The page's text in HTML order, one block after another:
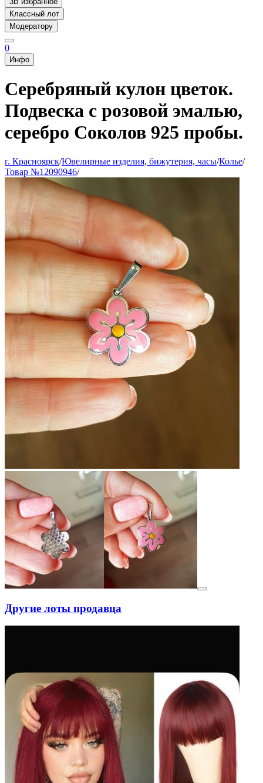
Классный лот
Модератору
0
Инфо
Серебряный кулон цветок.
Подвеска с розовой эмалью,
серебро Соколов 925 пробы.
г. Красноярск/Ювелирные изделия, бижутерия, часы/Колье/
Товар №12090946/
Другие лоты продавца